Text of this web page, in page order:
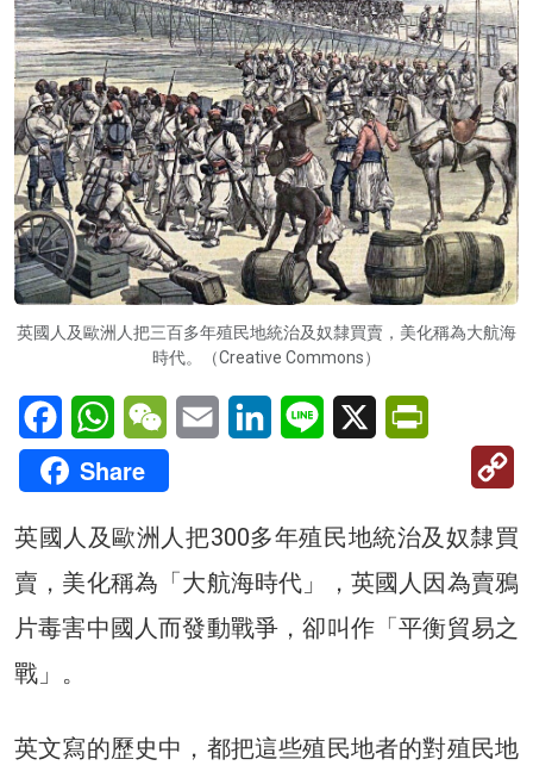
英國人及歐洲人把三百多年殖民地統治及奴隸買賣，美化稱為大航海
時代。（Creative Commons）
FacebookWhatsAppWeChatEmail LinkedInLine X
Share
英國人及歐洲人把300多年殖民地統治及奴隸買
賣，美化稱為「大航海時代」，英國人因為賣鴉
片毒害中國人而發動戰爭，卻叫作「平衡貿易之
戰」。
英文寫的歷史中，都把這些殖民地者的對殖民地